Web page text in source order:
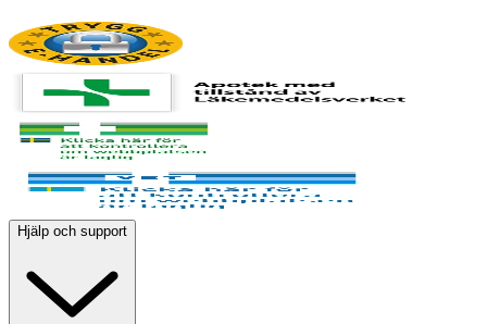
Hjälp och support